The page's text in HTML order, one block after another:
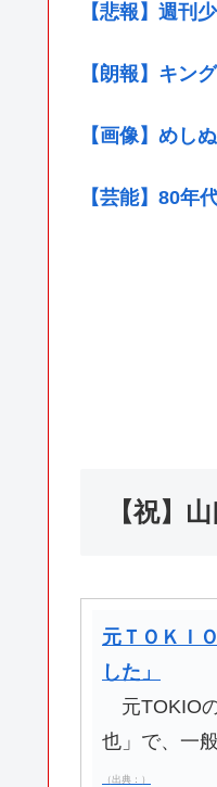
【悲報】週刊
【朗報】キン
【画像】めし
【芸能】80
【祝】
元ＴＯＫＩ
した」
元TOKIO
也」で、一
（出典：）